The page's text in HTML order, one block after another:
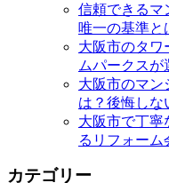
信頼できるマ
唯一の基準と
大阪市のタワ
ムパークス
大阪市のマン
は？後悔しな
大阪市で丁寧
るリフォーム
カテゴリー